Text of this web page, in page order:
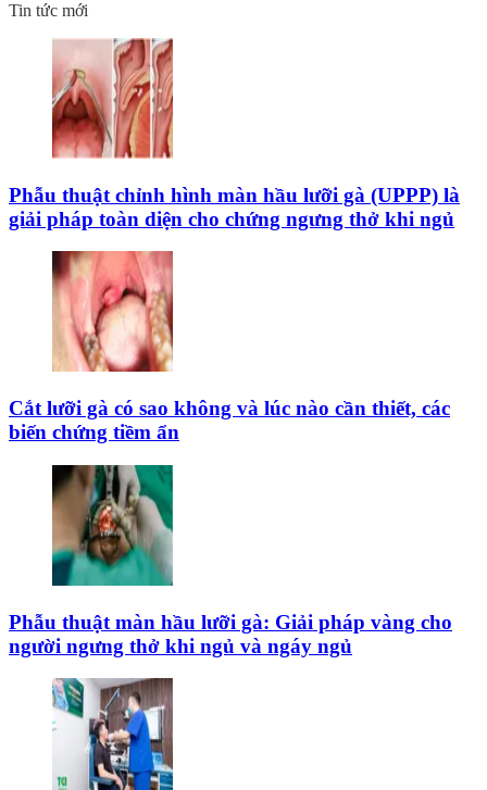
Tin tức mới
Phẫu thuật chỉnh hình màn hầu lưỡi gà (UPPP) là
giải pháp toàn diện cho chứng ngưng thở khi ngủ
Cắt lưỡi gà có sao không và lúc nào cần thiết, các
biến chứng tiềm ẩn
Phẫu thuật màn hầu lưỡi gà: Giải pháp vàng cho
người ngưng thở khi ngủ và ngáy ngủ